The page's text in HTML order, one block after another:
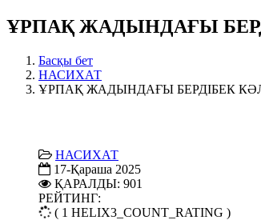
ҰРПАҚ ЖАДЫНДАҒЫ
Басқы бет
НАСИХАТ
ҰРПАҚ ЖАДЫНДАҒЫ БЕРДІБЕК
НАСИХАТ
17-Қараша 2025
ҚАРАЛДЫ: 901
РЕЙТИНГ:
( 1 HELIX3_COUNT_RATING )